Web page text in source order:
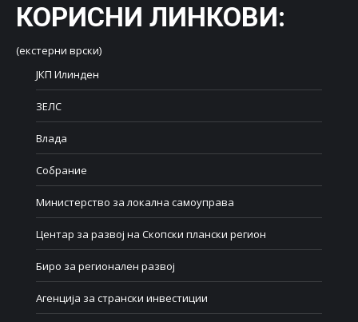
КОРИСНИ ЛИНКОВИ:
(екстерни врски)
ЈКП Илинден
ЗЕЛС
Влада
Собрание
Министерство за локална самоуправа
Центар за развој на Скопски плански регион
Биро за регионален развој
Агенција за странски инвестиции